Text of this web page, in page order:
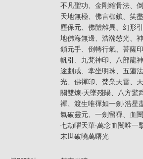
不凡聖功、金剛縮骨法、
天地無極、佛言枷鎖、笑
塵保元、佛體離異、幻形
地佛海無邊、浩瀚慈光、
鎖元手、倒轉行氣、菩薩
帆引、九梵神印、八部龍
途劃戒、掌坐明珠、五蓮
光、佛禪印、焚業天雷、
關雙煉‧天墜殘陽、八方驚
禪、渡生唯禪如一劍‧浩星
氣破靈元、一劍留禪、血
七劫曜天華‧萬念血闇唯一
末世破曉萬曙光